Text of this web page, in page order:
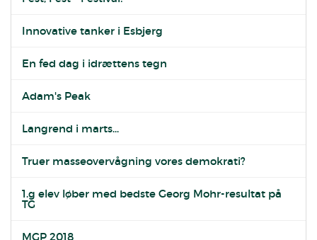
Innovative tanker i Esbjerg
En fed dag i idrættens tegn
Adam's Peak
Langrend i marts...
Truer masseovervågning vores demokrati?
1.g elev løber med bedste Georg Mohr-resultat på
TG
MGP 2018